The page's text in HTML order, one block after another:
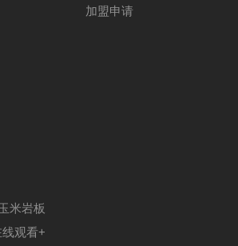
米岩板
观看+
加盟申请